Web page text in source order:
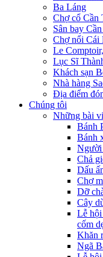
Ba Láng
Chợ cổ Cần
Sân bay
Chợ nổi Cái
Le
Lục Sĩ
Khách sạn
Nhà hàng
Địa điểm
Chúng tôi
Những bài
Bánh
Bánh
Người
Chả
Dấu
Chợ
Dỡ
Cây
Lễ
cốm
Khăn
Ngã